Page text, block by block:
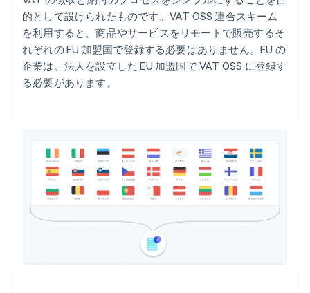
的として設けられたものです。VAT OSS 連合スキーム
を利用すると、商品やサービスをリモートで販売するそ
れぞれの EU 加盟国で登録する必要はありません。EU の
企業は、法人を設立した EU 加盟国で VAT OSS に登録す
る必要があります。